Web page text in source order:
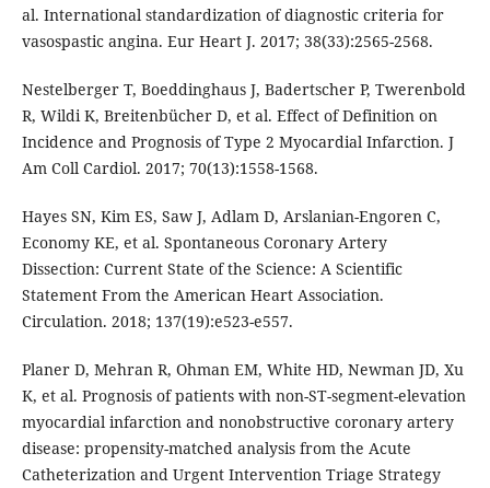
al. International standardization of diagnostic criteria for
vasospastic angina. Eur Heart J. 2017; 38(33):2565-2568.
Nestelberger T, Boeddinghaus J, Badertscher P, Twerenbold
R, Wildi K, Breitenbücher D, et al. Effect of Definition on
Incidence and Prognosis of Type 2 Myocardial Infarction. J
Am Coll Cardiol. 2017; 70(13):1558-1568.
Hayes SN, Kim ES, Saw J, Adlam D, Arslanian-Engoren C,
Economy KE, et al. Spontaneous Coronary Artery
Dissection: Current State of the Science: A Scientific
Statement From the American Heart Association.
Circulation. 2018; 137(19):e523-e557.
Planer D, Mehran R, Ohman EM, White HD, Newman JD, Xu
K, et al. Prognosis of patients with non-ST-segment-elevation
myocardial infarction and nonobstructive coronary artery
disease: propensity-matched analysis from the Acute
Catheterization and Urgent Intervention Triage Strategy